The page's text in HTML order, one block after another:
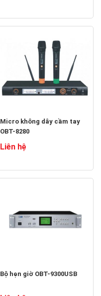
​Micro không dây cầm tay
OBT-8280
Liên hệ
Bộ hẹn giờ OBT-9300USB